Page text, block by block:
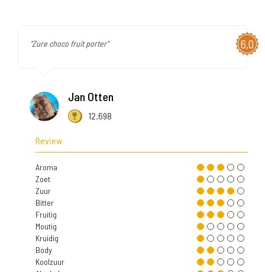
6,0
"Zure choco fruit porter"
Jan Otten
12.698
Review
Aroma
Zoet
Zuur
Bitter
Fruitig
Moutig
Kruidig
Body
Koolzuur